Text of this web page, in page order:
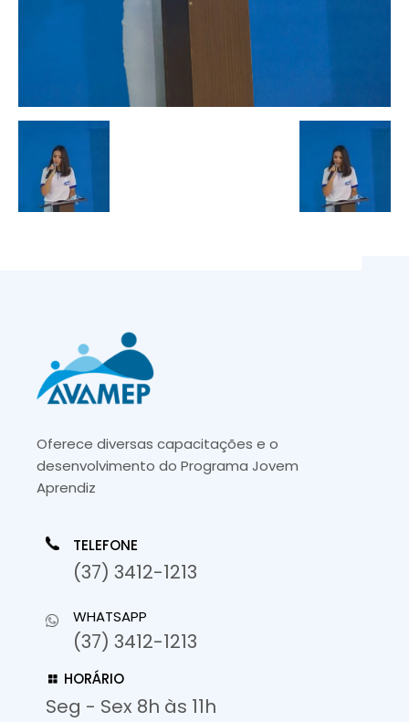
Oferece diversas capacitações e o
desenvolvimento do Programa Jovem
Aprendiz
TELEFONE
(37) 3412-1213
WHATSAPP
(37) 3412-1213
HORÁRIO
Seg - Sex 8h às 11h